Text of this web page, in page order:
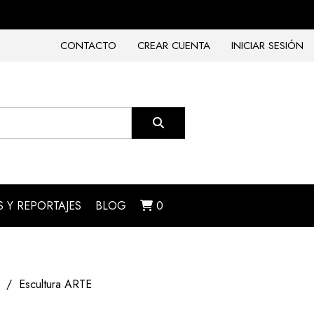
CONTACTO
CREAR CUENTA INICIAR SESIÓN
Y REPORTAJES BLOG 0
Escultura ARTE